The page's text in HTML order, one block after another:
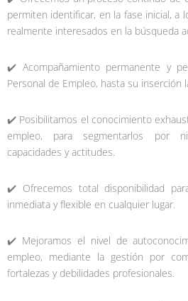
permiten identificar, en la fase inicial, a
realmente interesados en la búsqueda
✔️ Acompañamiento permanente y
Personal de Empleo, hasta su inserción
✔️ Posibilitamos el conocimiento
empleo, para segmentarlos por
capacidades y actitudes.
✔️ Ofrecemos total disponibilidad
inmediata y flexible en cualquier lugar.
✔️ Mejoramos el nivel de
empleo, mediante la gestión por
fortalezas y debilidades profesionales.